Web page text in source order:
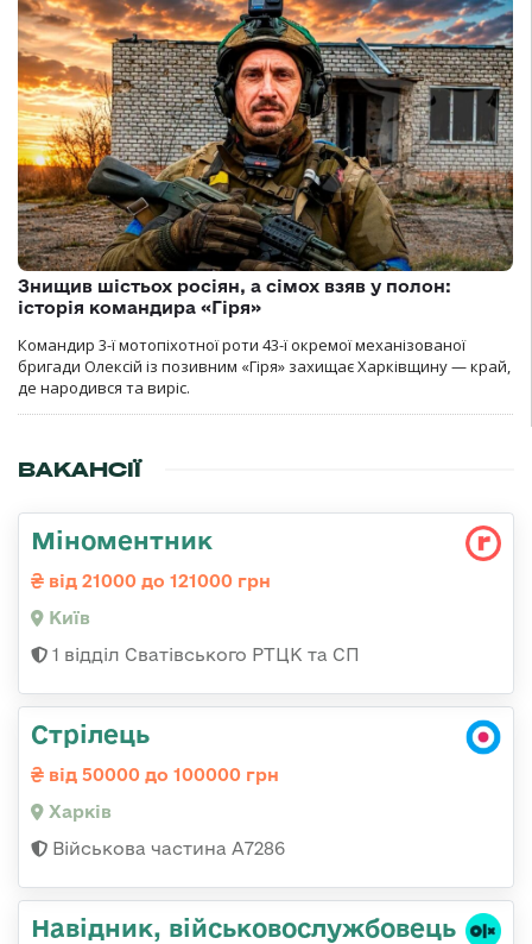
Знищив шістьох росіян, а сімох взяв у полон:
історія командира «Гіря»
Командир 3-ї мотопіхотної роти 43-ї окремої механізованої
бригади Олексій із позивним «Гіря» захищає Харківщину — край,
де народився та виріс.
ВАКАНСІЇ
Міноментник
від 21000 до 121000 грн
Київ
1 відділ Сватівського РТЦК та СП
Стрілець
від 50000 до 100000 грн
Харків
Військова частина А7286
Навідник, військовослужбовець